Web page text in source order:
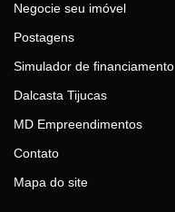
Negocie seu imóvel
Postagens
Simulador de financiamento
Dalcasta Tijucas
MD Empreendimentos
Contato
Mapa do site